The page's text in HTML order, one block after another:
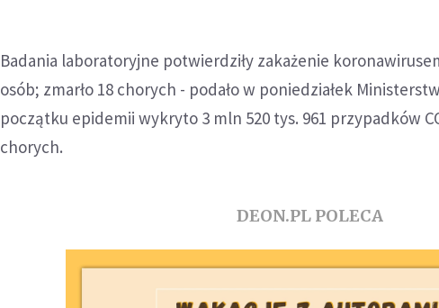
Badania laboratoryjne potwierdziły zakażenie
osób; zmarło 18 chorych - podało w poniedziałek
początku epidemii wykryto 3 mln 520 tys. 961 przypadków
chorych.
DEON.PL POLECA